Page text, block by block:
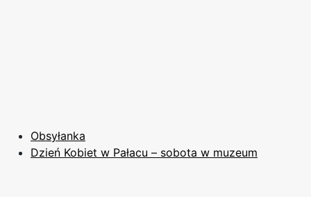
Obsyłanka
Dzień Kobiet w Pałacu – sobota w muzeum